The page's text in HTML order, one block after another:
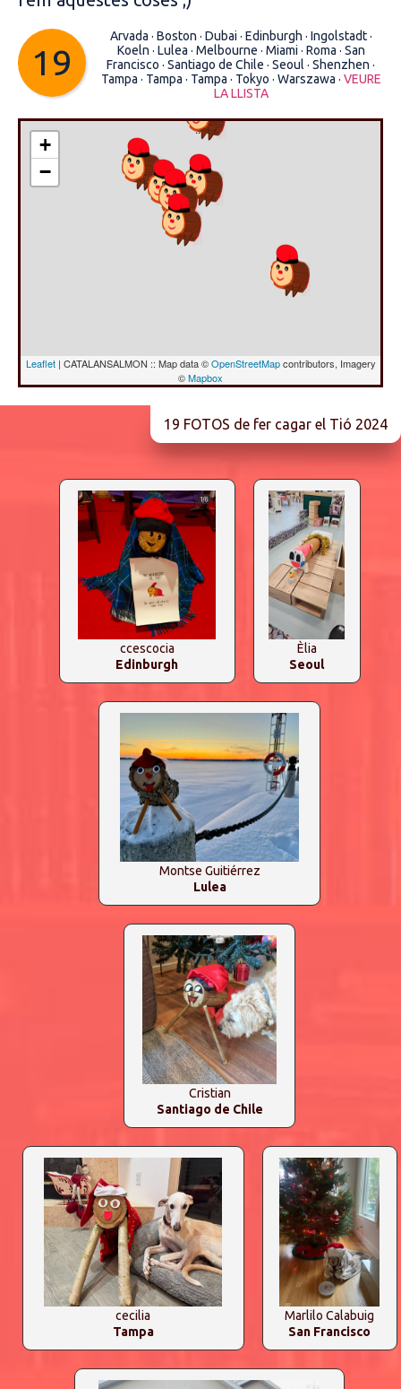
19
Arvada · Boston · Dubai · Edinburgh · Ingolstadt ·
Koeln · Lulea · Melbourne · Miami · Roma · San
Francisco · Santiago de Chile · Seoul · Shenzhen ·
Tampa · Tampa · Tampa · Tokyo · Warszawa · VEURE
LA LLISTA
....
+
−
Leaflet| CATALANSALMON :: Map data ©OpenStreetMapcontributors, Imagery
©Mapbox
19 FOTOS de fer cagar el Tió 2024
ccescocia
Edinburgh
Èlia
Seoul
Montse Guitiérrez
Lulea
Cristian
Santiago de Chile
cecilia
Tampa
Marlilo Calabuig
San Francisco